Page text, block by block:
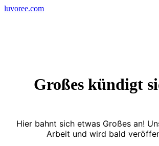
Skip
luvoree.com
Großes kündigt
Hier bahnt sich etwas Großes an!
Arbeit und wird bald